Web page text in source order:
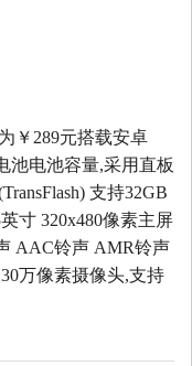
￥289元搭载安卓
池电池容量,采用直板
支持32GB
寸 320x480像素主屏
AAC铃声 AMR铃声
万像素摄像头,支持